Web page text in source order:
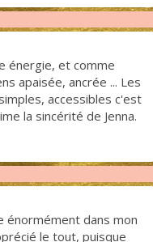
énergie, et comme
apaisée, ancrée ... Les
accessibles c'est
la sincérité de Jenna.
énormément dans mon
le tout, puisque